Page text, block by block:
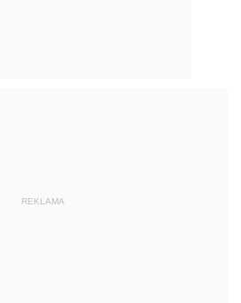
REKLAMA